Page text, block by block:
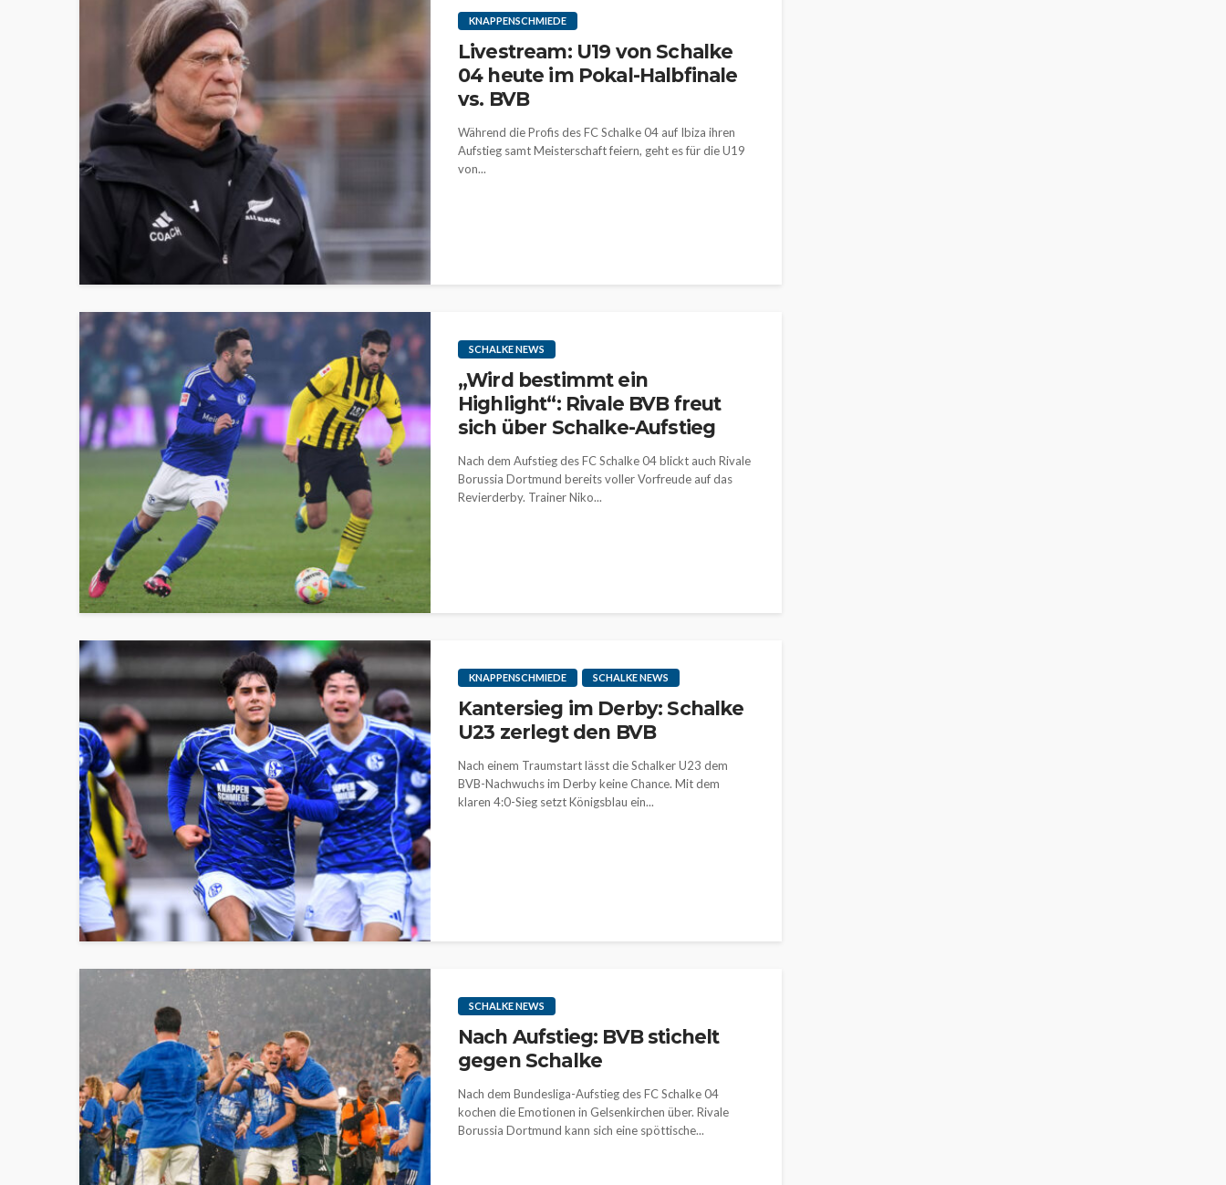
KNAPPENSCHMIEDE
Livestream: U19 von Schalke
04 heute im Pokal-Halbfinale
vs. BVB
Während die Profis des FC Schalke 04 auf Ibiza ihren
Aufstieg samt Meisterschaft feiern, geht es für die U19
von...
SCHALKE NEWS
„Wird bestimmt ein
Highlight“: Rivale BVB freut
sich über Schalke-Aufstieg
Nach dem Aufstieg des FC Schalke 04 blickt auch Rivale
Borussia Dortmund bereits voller Vorfreude auf das
Revierderby. Trainer Niko...
KNAPPENSCHMIEDE SCHALKE NEWS
Kantersieg im Derby: Schalke
U23 zerlegt den BVB
Nach einem Traumstart lässt die Schalker U23 dem
BVB-Nachwuchs im Derby keine Chance. Mit dem
klaren 4:0-Sieg setzt Königsblau ein...
SCHALKE NEWS
Nach Aufstieg: BVB stichelt
gegen Schalke
Nach dem Bundesliga-Aufstieg des FC Schalke 04
kochen die Emotionen in Gelsenkirchen über. Rivale
Borussia Dortmund kann sich eine spöttische...